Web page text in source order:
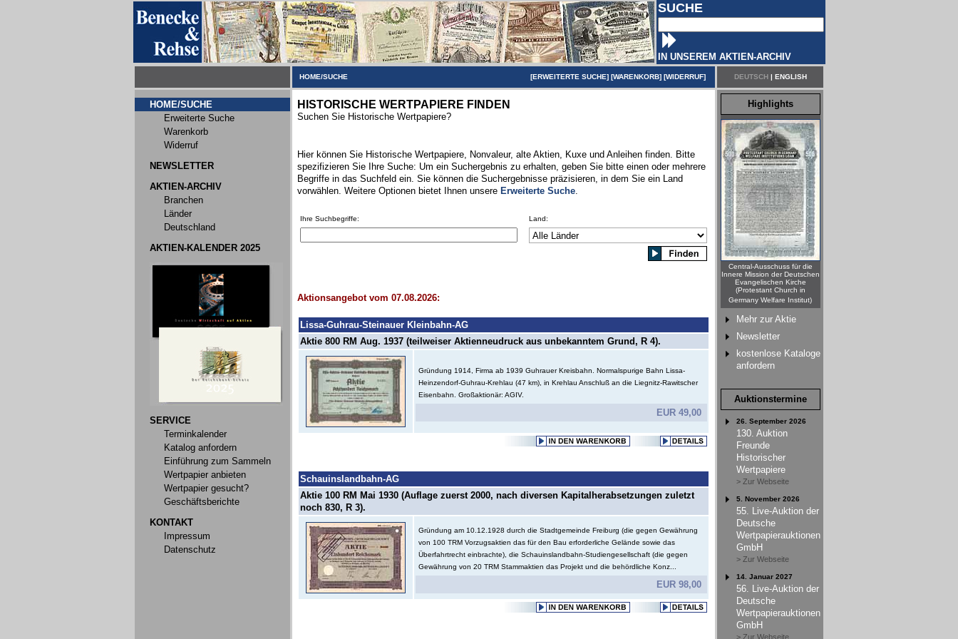
SUCHE
IN UNSEREM AKTIEN-ARCHIV
HOME/SUCHE [ERWEITERTE SUCHE] [WARENKORB] [WIDERRUF] DEUTSCH| ENGLISH
HOME/SUCHE
Erweiterte Suche
Warenkorb
Widerruf
NEWSLETTER
AKTIEN-ARCHIV
Branchen
Länder
Deutschland
AKTIEN-KALENDER 2025
SERVICE
Terminkalender
Katalog anfordern
Einführung zum Sammeln
Wertpapier anbieten
Wertpapier gesucht?
Geschäftsberichte
KONTAKT
Impressum
Datenschutz
HISTORISCHE WERTPAPIERE FINDEN
Suchen Sie Historische Wertpapiere?
Hier können Sie Historische Wertpapiere, Nonvaleur, alte Aktien, Kuxe und Anleihen finden. Bitte
spezifizieren Sie Ihre Suche: Um ein Suchergebnis zu erhalten, geben Sie bitte einen oder mehrere
Begriffe in das Suchfeld ein. Sie können die Suchergebnisse präzisieren, in dem Sie ein Land
vorwählen. Weitere Optionen bietet Ihnen unsere Erweiterte Suche.
Ihre Suchbegriffe: Land:
Aktionsangebot vom 07.08.2026:
Lissa-Guhrau-Steinauer Kleinbahn-AG
Aktie 800 RM Aug. 1937 (teilweiser Aktienneudruck aus unbekanntem Grund, R 4).
Gründung 1914, Firma ab 1939 Guhrauer Kreisbahn. Normalspurige Bahn Lissa-
Heinzendorf-Guhrau-Krehlau (47 km), in Krehlau Anschluß an die Liegnitz-Rawitscher
Eisenbahn. Großaktionär: AGIV.
EUR 49,00
Schauinslandbahn-AG
Aktie 100 RM Mai 1930 (Auflage zuerst 2000, nach diversen Kapitalherabsetzungen zuletzt
noch 830, R 3).
Gründung am 10.12.1928 durch die Stadtgemeinde Freiburg (die gegen Gewährung
von 100 TRM Vorzugsaktien das für den Bau erforderliche Gelände sowie das
Überfahrtrecht einbrachte), die Schauinslandbahn-Studiengesellschaft (die gegen
Gewährung von 20 TRM Stammaktien das Projekt und die behördliche Konz...
EUR 98,00
Highlights
Central-Ausschuss für die
Innere Mission der Deutschen
Evangelischen Kirche
(Protestant Church in
Germany Welfare Institut)
Mehr zur Aktie
Newsletter
kostenlose Kataloge
anfordern
Auktionstermine
26. September 2026
130. Auktion
Freunde
Historischer
Wertpapiere
> Zur Webseite
5. November 2026
55. Live-Auktion der
Deutsche
Wertpapierauktionen
GmbH
> Zur Webseite
14. Januar 2027
56. Live-Auktion der
Deutsche
Wertpapierauktionen
GmbH
> Zur Webseite